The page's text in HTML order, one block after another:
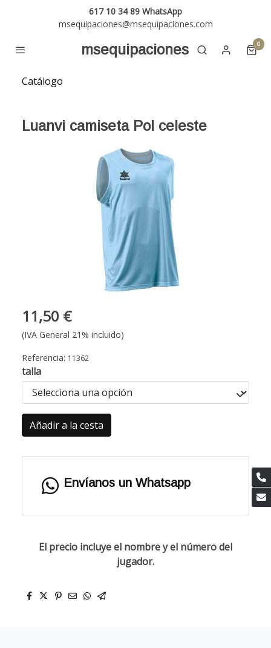
617 10 34 89 WhatsApp
msequipaciones@msequipaciones.com
msequipaciones 0
Catálogo
Luanvi camiseta Pol celeste
11,50 €
(IVA General 21% incluido)
Referencia: 11362
talla
Añadir a la cesta
Envíanos un Whatsapp
El precio incluye el nombre y el número del
jugador.